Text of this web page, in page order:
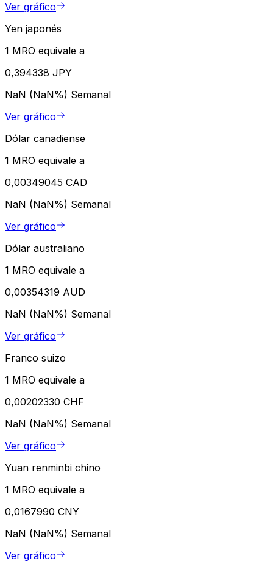
Ver gráfico
Yen japonés
1 MRO equivale a
0,394338 JPY
NaN (NaN%) Semanal
Ver gráfico
Dólar canadiense
1 MRO equivale a
0,00349045 CAD
NaN (NaN%) Semanal
Ver gráfico
Dólar australiano
1 MRO equivale a
0,00354319 AUD
NaN (NaN%) Semanal
Ver gráfico
Franco suizo
1 MRO equivale a
0,00202330 CHF
NaN (NaN%) Semanal
Ver gráfico
Yuan renminbi chino
1 MRO equivale a
0,0167990 CNY
NaN (NaN%) Semanal
Ver gráfico